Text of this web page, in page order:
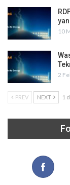
10
2
PREV NEXT 1